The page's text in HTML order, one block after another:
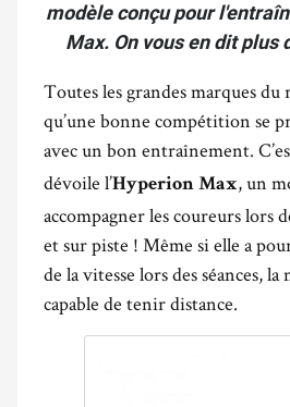
modèle conçu pour
Max. On vous en dit plus
Toutes les grandes marques
qu’une bonne compétition se
avec un bon entraînement.
dévoile l’Hyperion Max, un
accompagner les coureurs lors
et sur piste ! Même si elle a
de la vitesse lors des séances, la
capable de tenir distance.